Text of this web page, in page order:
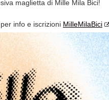
maglietta di Mille Mila Bici!
info e iscrizioni MilleMilaBici